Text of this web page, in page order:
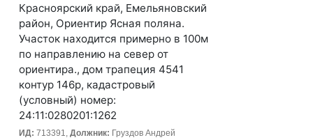
Красноярский край, Емельяновский
район, Ориентир Ясная поляна.
Участок находится примерно в 100м
по направлению на север от
ориентира., дом трапеция 4541
контур 146р, кадастровый
(условный) номер:
24:11:0280201:1262
ИД: 713391, Должник: Груздов Андрей